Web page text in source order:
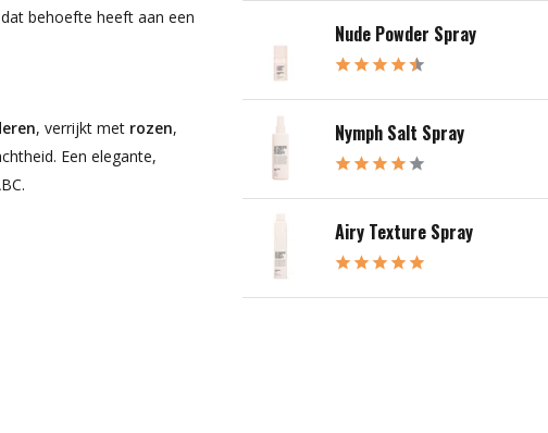
behoefte heeft aan een
, verrijkt met rozen,
Een elegante,
Nude Powder Spray
Nymph Salt Spray
Airy Texture Spray